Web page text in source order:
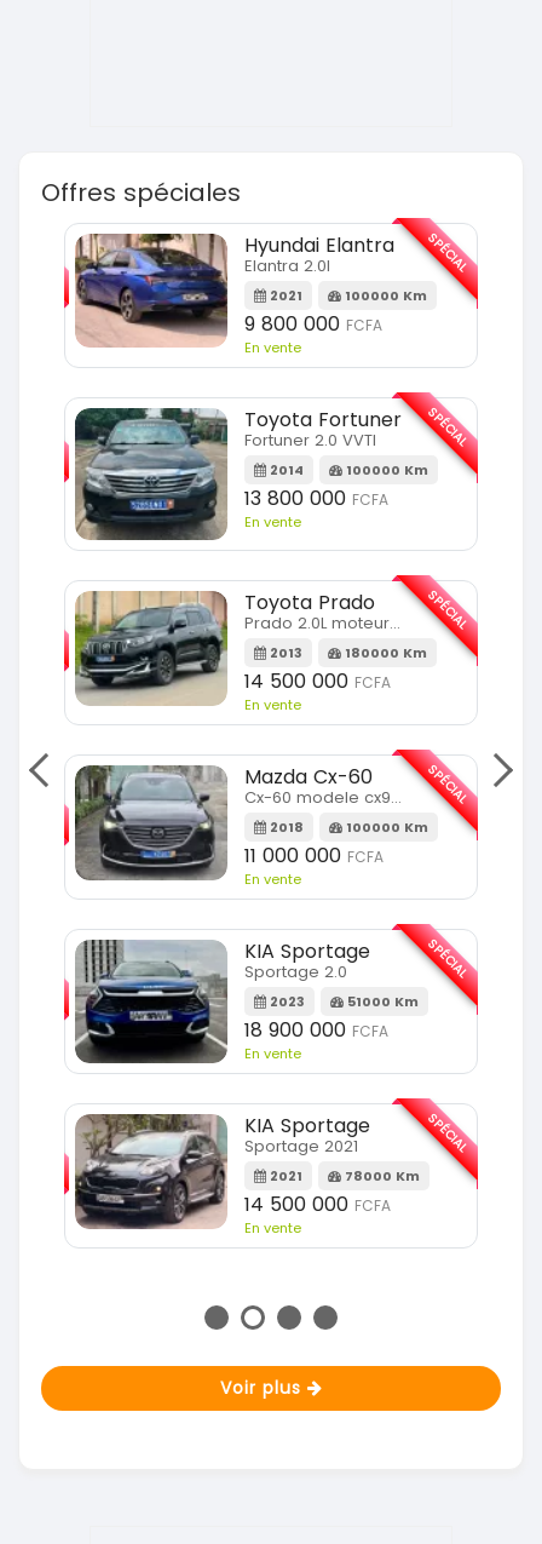
Offres spéciales
SPÉCIAL
Hyundai Elantra
Elantra 2.0l
2021 100000 Km
9 800 000 FCFA
En vente
SPÉCIAL
Toyota Fortuner
Fortuner 2.0 VVTI
2014 100000 Km
13 800 000 FCFA
En vente
SPÉCIAL
Toyota Prado
Prado 2.0L moteur d4d
2013 180000 Km
14 500 000 FCFA
En vente
SPÉCIAL
Mazda Cx-60
Cx-60 modele cx9 full option
2018 100000 Km
11 000 000 FCFA
En vente
SPÉCIAL
KIA Sportage
Sportage 2.0
2023 51000 Km
18 900 000 FCFA
En vente
SPÉCIAL
KIA Sportage
Sportage 2021
2021 78000 Km
14 500 000 FCFA
En vente
SPÉCIAL
Voir plus